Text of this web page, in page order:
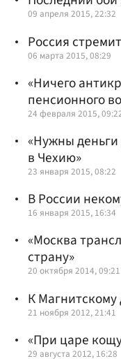
09 апреля 2015, 22:32
Россия
06 марта 2015, 08:29
«Ничего
пенсионного
24 февраля 2015,
«Нужны
в Чехию»
23 января 2015, 08:22
В России
16 января 2015, 16:34
«Москва
страну»
20 октября 2014, 09:21
К Магнитскому
21 ноября 2012, 21:41
«При царе
29 августа 2012, 16:28